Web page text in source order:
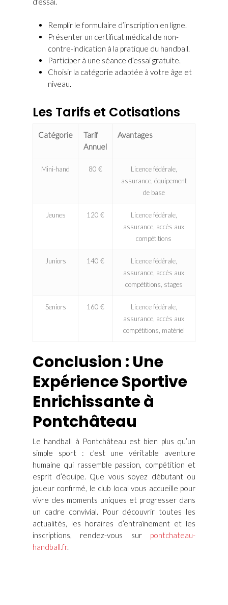
Remplir le formulaire d’inscription en ligne.
Présenter un certificat médical de non-
contre-indication à la pratique du handball.
Participer à une séance d’essai gratuite.
Choisir la catégorie adaptée à votre âge et
niveau.
Les Tarifs et Cotisations
Catégorie
Tarif
Annuel
Avantages
Mini-hand 80 €
Licence fédérale,
assurance, équipement
de base
Jeunes 120 €
Licence fédérale,
assurance, accès aux
compétitions
Juniors 140 €
Licence fédérale,
assurance, accès aux
compétitions, stages
Seniors 160 €
Licence fédérale,
assurance, accès aux
compétitions, matériel
Conclusion : Une
Expérience Sportive
Enrichissante à
Pontchâteau
Le handball à Pontchâteau est bien plus qu’un
simple sport : c’est une véritable aventure
humaine qui rassemble passion, compétition et
esprit d’équipe. Que vous soyez débutant ou
joueur confirmé, le club local vous accueille pour
vivre des moments uniques et progresser dans
un cadre convivial. Pour découvrir toutes les
actualités, les horaires d’entraînement et les
inscriptions, rendez-vous sur pontchateau-
handball.fr.